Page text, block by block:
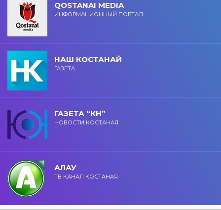
QOSTANAI MEDIA
ИНФОРМАЦИОННЫЙ ПОРТАЛ
НАШ КОСТАНАЙ
ГАЗЕТА
ГАЗЕТА “КН”
НОВОСТИ КОСТАНАЯ
АЛАУ
ТВ КАНАЛ КОСТАНАЯ